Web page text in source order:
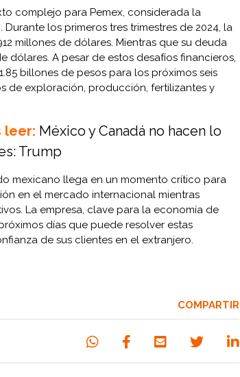
complejo para Pemex, considerada la
los primeros tres trimestres de 2024, la
millones de dólares. Mientras que su deuda
dólares. A pesar de estos desafíos financieros,
billones de pesos para los próximos seis
de exploración, producción, fertilizantes y
leer: México y Canadá no hacen lo
Trump
mexicano llega en un momento crítico para
en el mercado internacional mientras
La empresa, clave para la economía de
días que puede resolver estas
de sus clientes en el extranjero.
COMPARTIR